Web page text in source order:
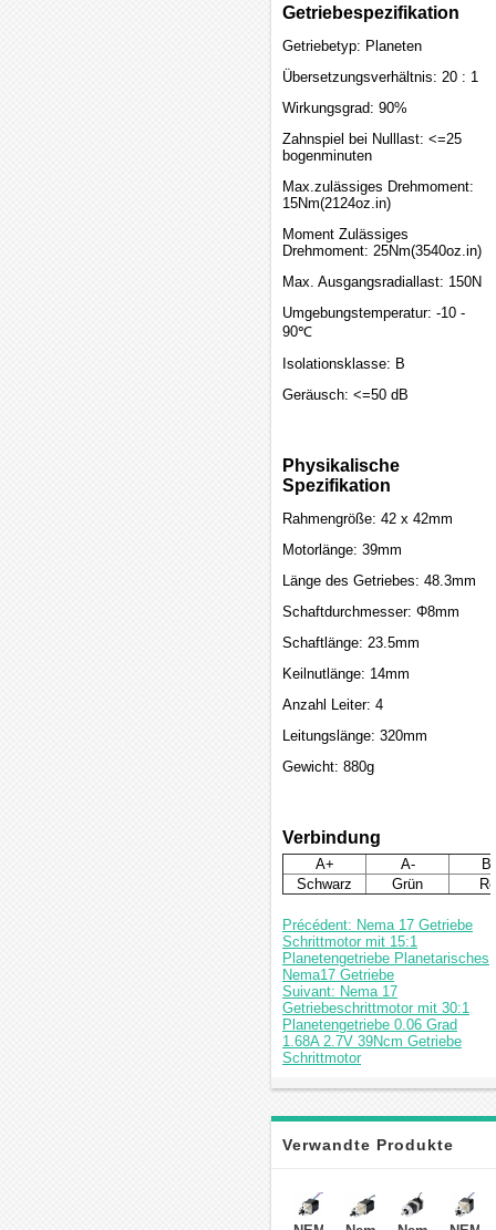
Getriebespezifikation
Getriebetyp: Planeten
Übersetzungsverhältnis: 20 : 1
Wirkungsgrad: 90%
Zahnspiel bei Nulllast: <=25
bogenminuten
Max.zulässiges Drehmoment:
15Nm(2124oz.in)
Moment Zulässiges
Drehmoment: 25Nm(3540oz.in)
Max. Ausgangsradiallast: 150N
Umgebungstemperatur: -10 -
90℃
Isolationsklasse: B
Geräusch: <=50 dB
Physikalische
Spezifikation
Rahmengröße: 42 x 42mm
Motorlänge: 39mm
Länge des Getriebes: 48.3mm
Schaftdurchmesser: Φ8mm
Schaftlänge: 23.5mm
Keilnutlänge: 14mm
Anzahl Leiter: 4
Leitungslänge: 320mm
Gewicht: 880g
Verbindung
A+ A-
Schwarz
Grün
Précédent: Nema 17 Getriebe
Schrittmotor mit 15:1
Planetengetriebe Planetarisches
Nema17 Getriebe
Suivant: Nema 17
Getriebeschrittmotor mit 30:1
Planetengetriebe 0.06 Grad
1.68A 2.7V 39Ncm Getriebe
Schrittmotor
Verwandte Produkte